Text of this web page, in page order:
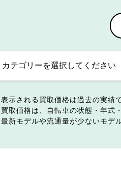
表示される買取価格は過去の実績
買取価格は、自転車の状態・年式
最新モデルや流通量が少ないモデ